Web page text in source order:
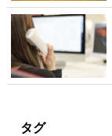
タグ